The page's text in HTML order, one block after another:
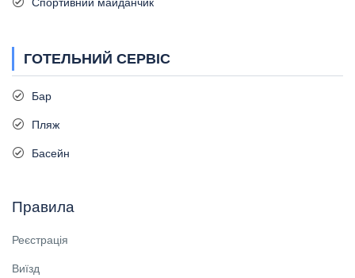
ГОТЕЛЬНИЙ СЕРВІС
Бар
Пляж
Басейн
Правила
Реєстрація
Виїзд